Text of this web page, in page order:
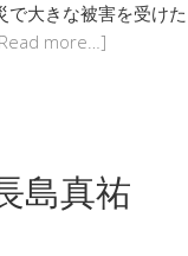
で大きな被害を受けた
more…]
島真祐